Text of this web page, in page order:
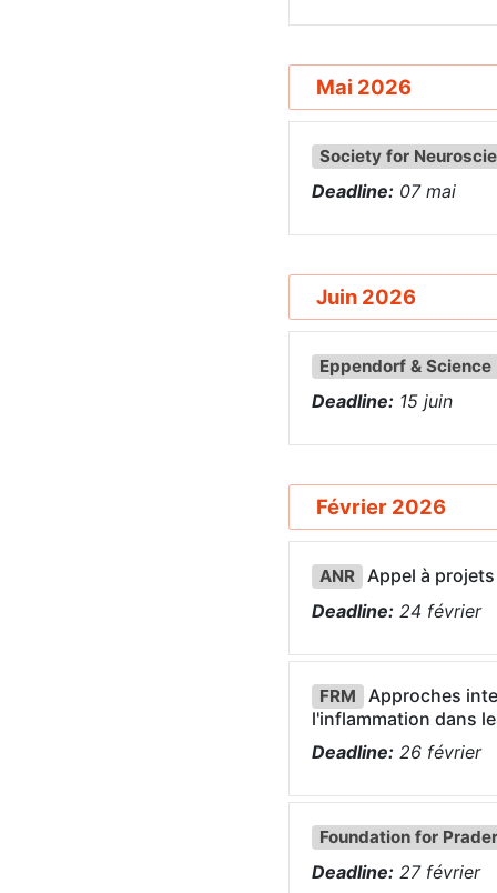
Mai 2026
Society for
Deadline: 07 mai
Juin 2026
Eppendorf & Science
Deadline: 15 juin
Février 2026
ANR Appel à projets
Deadline: 24 février
FRM
Approches
l'inflammation dans
Deadline: 26 février
Foundation for
Deadline: 27 février